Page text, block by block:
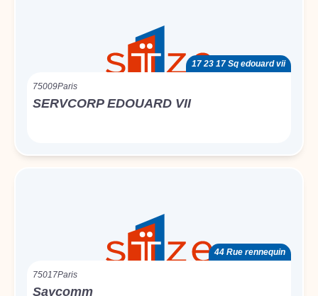
17 23 17 Sq edouard vii
75009Paris
SERVCORP EDOUARD VII
44 Rue rennequin
75017Paris
Saycomm